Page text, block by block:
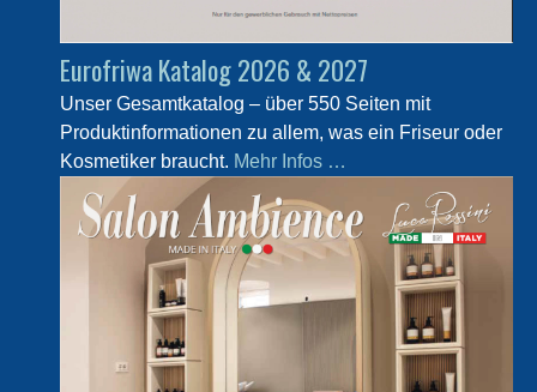
Eurofriwa Katalog 2026 & 2027
Unser Gesamtkatalog – über 550 Seiten mit
Produktinformationen zu allem, was ein Friseur oder
Kosmetiker braucht. Mehr Infos …